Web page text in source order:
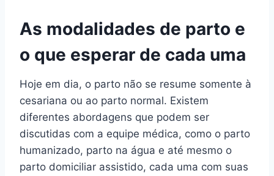
As modalidades de parto e
o que esperar de cada uma
Hoje em dia, o parto não se resume somente à
cesariana ou ao parto normal. Existem
diferentes abordagens que podem ser
discutidas com a equipe médica, como o parto
humanizado, parto na água e até mesmo o
parto domiciliar assistido, cada uma com suas